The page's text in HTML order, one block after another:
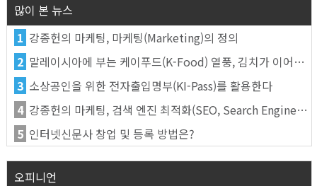
많이 본 뉴스
1 강종헌의 마케팅, 마케팅(Marketing)의 정의
2 말레이시아에 부는 케이푸드(K-Food) 열풍, 김치가 이어간다
3 소상공인을 위한 전자출입명부(KI-Pass)를 활용한다
4 강종헌의 마케팅, 검색 엔진 최적화(SEO, Search Engine Optimization)란
5 인터넷신문사 창업 및 등록 방법은?
오피니언